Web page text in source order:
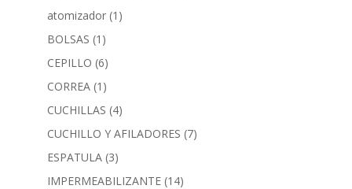
atomizador (1)
BOLSAS (1)
CEPILLO (6)
CORREA (1)
CUCHILLAS (4)
CUCHILLO Y AFILADORES (7)
ESPATULA (3)
IMPERMEABILIZANTE (14)